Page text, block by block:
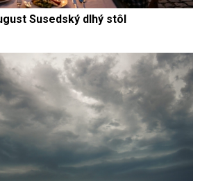
Susedský dlhý stôl